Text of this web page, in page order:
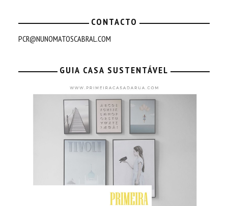
CONTACTO
PCR@NUNOMATOSCABRAL.COM
GUIA CASA SUSTENTÁVEL